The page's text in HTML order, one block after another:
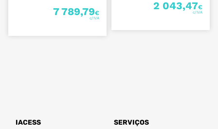
7 789,79€
2 043,47€
IACESS SERVIÇOS